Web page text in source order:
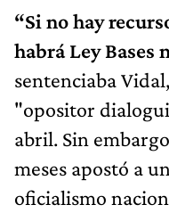
“Si no hay
habrá Ley Bases
sentenciaba
"opositor
abril. Sin
meses apostó a
oficialismo